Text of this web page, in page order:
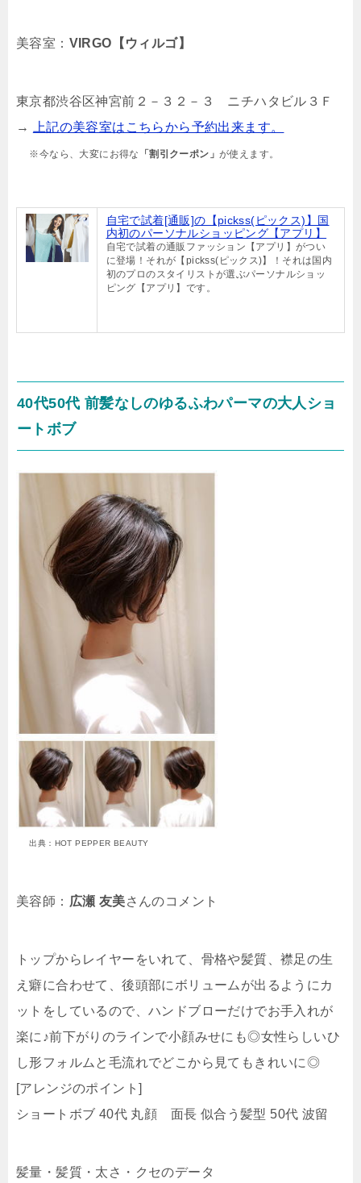
美容室： VIRGO【ウィルゴ】
東京都渋谷区神宮前２－３２－３ ニチハタビル３Ｆ
→
上記の美容室はこちらから予約出来ます。
※今なら、大変にお得な 「割引クーポン」が使えます。
自宅で試着[通販]の【pickss(ピックス)】国
内初のパーソナルショッピング【アプリ】
自宅で試着の通販ファッション【アプリ】がつい
に登場！それが【pickss(ピックス)】！それは国内
初のプロのスタイリストが選ぶパーソナルショッ
ピング【アプリ】です。
40代50代 前髪なしのゆるふわパーマの大人ショ
ートボブ
出典：HOT PEPPER BEAUTY
美容師： 広瀬 友美さんのコメント
トップからレイヤーをいれて、骨格や髪質、襟足の生
え癖に合わせて、後頭部にボリュームが出るようにカ
ットをしているので、ハンドブローだけでお手入れが
楽に♪前下がりのラインで小顔みせにも◎女性らしいひ
し形フォルムと毛流れでどこから見てもきれいに◎
[アレンジのポイント]
ショートボブ 40代 丸顔 面長 似合う髪型 50代 波留
髪量・髪質・太さ・クセのデータ